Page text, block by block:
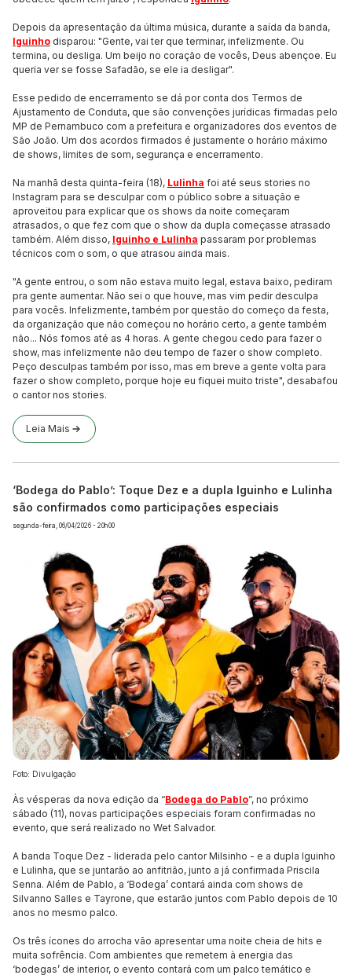
Depois da apresentação da última música, durante a saída da banda,
Iguinho disparou: "Gente, vai ter que terminar, infelizmente. Ou
termina, ou desliga. Um beijo no coração de vocês, Deus abençoe. Eu
queria ver se fosse Safadão, se ele ia desligar".
Esse pedido de encerramento se dá por conta dos Termos de
Ajustamento de Conduta, que são convenções jurídicas firmadas pelo
MP de Pernambuco com a prefeitura e organizadores dos eventos de
São João. Um dos acordos firmados é justamente o horário máximo
de shows, limites de som, segurança e encerramento.
Na manhã desta quinta-feira (18), Lulinha foi até seus stories no
Instagram para se desculpar com o público sobre a situação e
aproveitou para explicar que os shows da noite começaram
atrasados, o que fez com que o show da dupla começasse atrasado
também. Além disso, Iguinho e Lulinha passaram por problemas
técnicos com o som, o que atrasou ainda mais.
"A gente entrou, o som não estava muito legal, estava baixo, pediram
pra gente aumentar. Não sei o que houve, mas vim pedir desculpa
para vocês. Infelizmente, também por questão do começo da festa,
da organização que não começou no horário certo, a gente também
não... Nós fomos até as 4 horas. A gente chegou cedo para fazer o
show, mas infelizmente não deu tempo de fazer o show completo.
Peço desculpas também por isso, mas em breve a gente volta para
fazer o show completo, porque hoje eu fiquei muito triste", desabafou
o cantor nos stories.
Leia Mais
‘Bodega do Pablo’: Toque Dez e a dupla Iguinho e Lulinha
são confirmados como participações especiais
segunda-feira, 06/04/2026 - 20h00
Foto: Divulgação
Às vésperas da nova edição da “Bodega do Pablo”, no próximo
sábado (11), novas participações especiais foram confirmadas no
evento, que será realizado no Wet Salvador.
A banda Toque Dez - liderada pelo cantor Milsinho - e a dupla Iguinho
e Lulinha, que se juntarão ao anfitrião, junto a já confirmada Priscila
Senna. Além de Pablo, a ‘Bodega’ contará ainda com shows de
Silvanno Salles e Tayrone, que estarão juntos com Pablo depois de 10
anos no mesmo palco.
Os três ícones do arrocha vão apresentar uma noite cheia de hits e
muita sofrência. Com ambientes que remetem à energia das
‘bodegas’ de interior, o evento contará com um palco temático e